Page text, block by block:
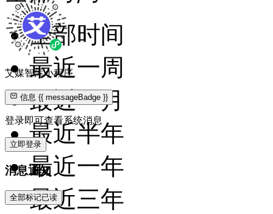
艾媒智库小程序
信息{{ messageBadge }}
登录即可查看系统消息
立即登录
消息通知
全部标记已读
全部时间
最近一周
最近一月
最近半年
最近一年
最近三年